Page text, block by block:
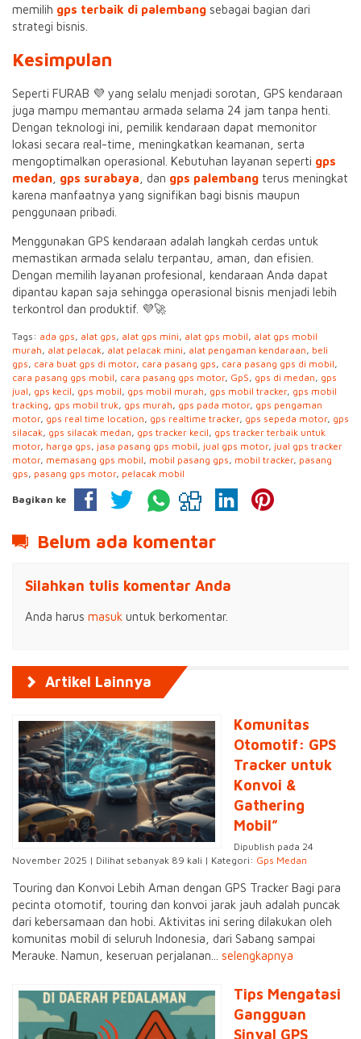
memilih gps terbaik di palembang sebagai bagian dari
strategi bisnis.
Kesimpulan
Seperti FURAB 💜 yang selalu menjadi sorotan, GPS kendaraan
juga mampu memantau armada selama 24 jam tanpa henti.
Dengan teknologi ini, pemilik kendaraan dapat memonitor
lokasi secara real-time, meningkatkan keamanan, serta
mengoptimalkan operasional. Kebutuhan layanan seperti gps
medan gps surabaya , dan gps palembang terus meningkat
karena manfaatnya yang signifikan bagi bisnis maupun
penggunaan pribadi.
Menggunakan GPS kendaraan adalah langkah cerdas untuk
memastikan armada selalu terpantau, aman, dan efisien.
Dengan memilih layanan profesional, kendaraan Anda dapat
dipantau kapan saja sehingga operasional bisnis menjadi lebih
terkontrol dan produktif. 💜🚀
Tags: ada gps, alat gps, alat gps mini, alat gps mobil, alat gps mobil
murah, alat pelacak, alat pelacak mini, alat pengaman kendaraan, beli
gps, cara buat gps di motor, cara pasang gps, cara pasang gps di mobil,
cara pasang gps mobil, cara pasang gps motor, GpS, gps di medan, gps
jual, gps kecil, gps mobil, gps mobil murah, gps mobil tracker, gps mobil
tracking, gps mobil truk, gps murah, gps pada motor, gps pengaman
motor, gps real time location, gps realtime tracker, gps sepeda motor, gps
silacak, gps silacak medan, gps tracker kecil, gps tracker terbaik untuk
motor, harga gps, jasa pasang gps mobil, jual gps motor, jual gps tracker
motor, memasang gps mobil, mobil pasang gps, mobil tracker, pasang
gps, pasang gps motor, pelacak mobil
Bagikan ke
Belum ada komentar
Silahkan tulis komentar Anda
Anda harus masuk untuk berkomentar.
Artikel Lainnya
Komunitas
Otomotif: GPS
Tracker untuk
Konvoi &
Gathering
Mobil”
Dipublish pada 24
November 2025 | Dilihat sebanyak 89 kali | Kategori: Gps Medan
Touring dan Konvoi Lebih Aman dengan GPS Tracker Bagi para
pecinta otomotif, touring dan konvoi jarak jauh adalah puncak
dari kebersamaan dan hobi. Aktivitas ini sering dilakukan oleh
komunitas mobil di seluruh Indonesia, dari Sabang sampai
Merauke. Namun, keseruan perjalanan... selengkapnya
Tips Mengatasi
Gangguan
Sinyal GPS